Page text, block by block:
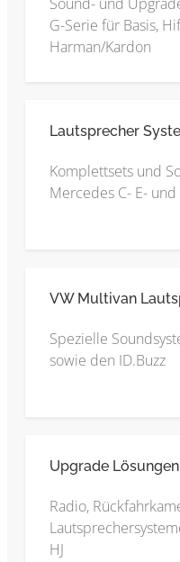
G-Serie für Basis,
Harman/Kardon
Lautsprecher
Komplettsets und
Mercedes C- E- und
VW Multivan
Spezielle
sowie den ID.Buzz
Upgrade
Radio,
HJ